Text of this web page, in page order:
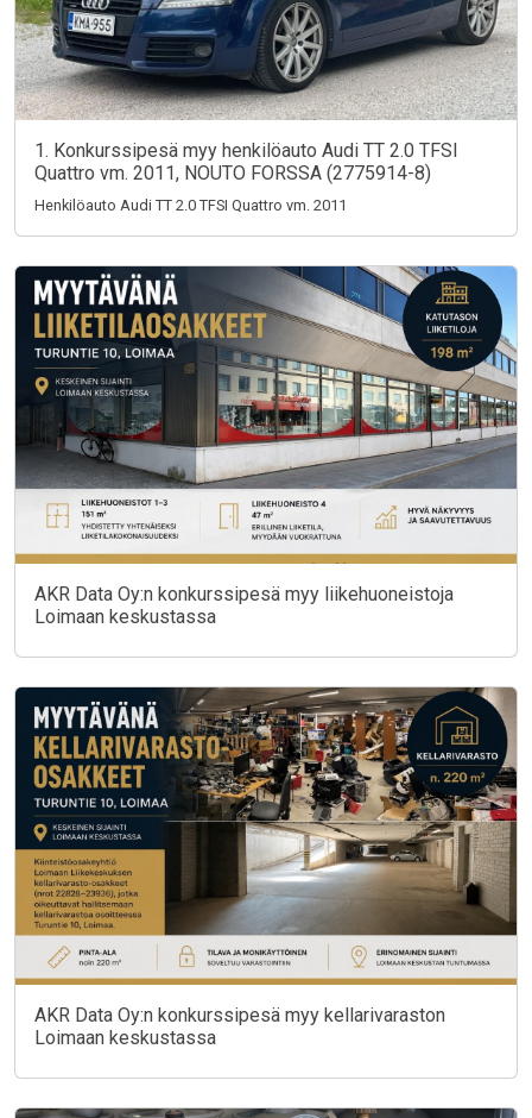
1. Konkurssipesä myy henkilöauto Audi TT 2.0 TFSI
Quattro vm. 2011, NOUTO FORSSA (2775914-8)
Henkilöauto Audi TT 2.0 TFSI Quattro vm. 2011
AKR Data Oy:n konkurssipesä myy liikehuoneistoja
Loimaan keskustassa
AKR Data Oy:n konkurssipesä myy kellarivaraston
Loimaan keskustassa